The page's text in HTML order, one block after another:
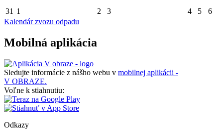
31 1 2 3 4 5
6
Kalendár zvozu odpadu
Mobilná aplikácia
Sledujte informácie z nášho webu v mobilnej aplikácii -
V OBRAZE.
Voľne k stiahnutiu:
Odkazy